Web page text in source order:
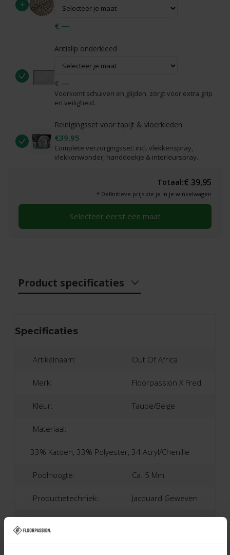
+
€ —
Antislip onderkleed
€ —
Voorkomt schuiven en glijden, zorgt voor extra grip
en veiligheid.
Reinigingsset voor tapijt & vloerkleden
€39,95
Complete verzorgingsset: incl. vlekkenspray,
vlekkenwonder, handdoekje & interieurspray.
Totaal:€ 39,95
* Definitieve prijs zie je in je winkelwagen
Selecteer eerst een maat
Product specificaties
Specificaties
Artikelnaam: Out Of Africa
Merk: Floorpassion X Fred
Kleur: Taupe/Beige
Materiaal:
33% Katoen, 33% Polyester, 34 Acryl/chenille
Poolhoogte: Ca. 5 Mm
Productietechniek: Jacquard Geweven
Garantie: 2-Jaar Fabrieksgarantie